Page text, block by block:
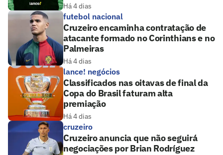
Há 4 dias
futebol nacional
Cruzeiro encaminha contratação de
atacante formado no Corinthians e no
Palmeiras
Há 4 dias
lance! negócios
Classificados nas oitavas de final da
Copa do Brasil faturam alta
premiação
Há 4 dias
cruzeiro
Cruzeiro anuncia que não seguirá
negociações por Brian Rodríguez